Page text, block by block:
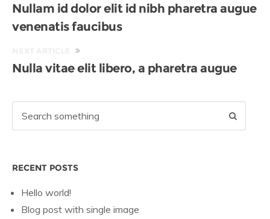
Nullam id dolor elit id nibh pharetra augue
venenatis faucibus
Nulla vitae elit libero, a pharetra augue
RECENT POSTS
Hello world!
Blog post with single image